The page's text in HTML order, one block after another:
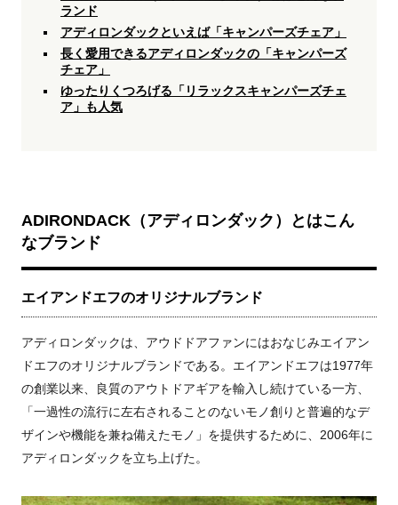
ランド
アディロンダックといえば「キャンパーズチェア」
長く愛用できるアディロンダックの「キャンパーズ
チェア」
ゆったりくつろげる「リラックスキャンパーズチェ
ア」も人気
ADIRONDACK（アディロンダック）とはこん
なブランド
エイアンドエフのオリジナルブランド
アディロンダックは、アウドドアファンにはおなじみエイアン
ドエフのオリジナルブランドである。エイアンドエフは1977年
の創業以来、良質のアウトドアギアを輸入し続けている一方、
「一過性の流行に左右されることのないモノ創りと普遍的なデ
ザインや機能を兼ね備えたモノ」を提供するために、2006年に
アディロンダックを立ち上げた。